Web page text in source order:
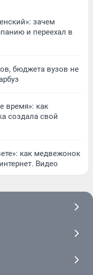
зачем
и переехал в
бюджета вузов не
время»: как
создала свой
как медвежонок
Видео